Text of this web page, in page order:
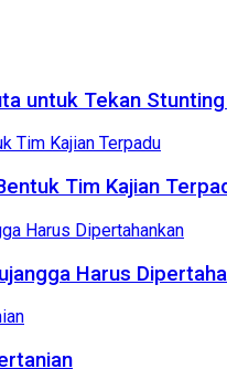
untuk Tekan
Tim Kajian
Harus